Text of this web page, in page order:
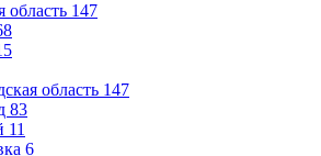
область 147
область 147
83
11
6